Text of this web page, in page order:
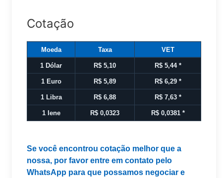
Cotação
Moeda Taxa VET
1 Dólar R$ 5,10 R$ 5,44 *
1 Euro R$ 5,89 R$ 6,29 *
1 Libra R$ 6,88 R$ 7,63 *
1 Iene R$ 0,0323 R$ 0,0381 *
Se você encontrou cotação melhor que a
nossa, por favor entre em contato pelo
WhatsApp para que possamos negociar e